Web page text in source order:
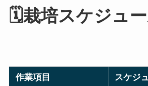
🗓️栽培スケジュ
作業項目 スケジ